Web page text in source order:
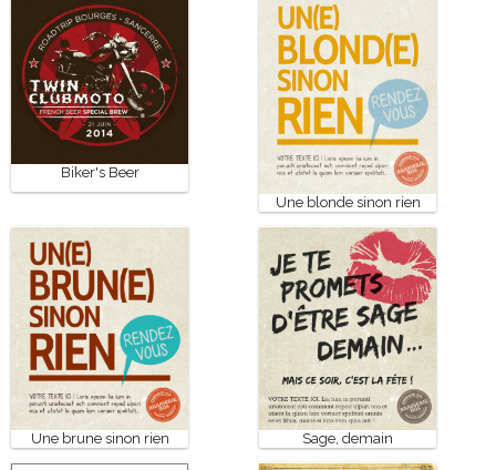
Biker's Beer
Une blonde sinon rien
Une brune sinon rien Sage, demain